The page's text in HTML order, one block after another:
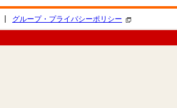
グループ・プライバシーポリシー